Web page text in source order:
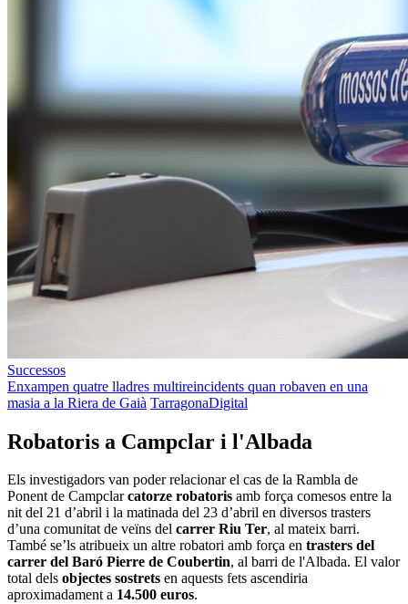
Successos
Enxampen quatre lladres multireincidents quan robaven en una
masia a la Riera de Gaià TarragonaDigital
Robatoris a Campclar i l'Albada
Els investigadors van poder relacionar el cas de la Rambla de
Ponent de Campclarcatorze robatoris amb força comesos entre la
nit del 21 d’abril i la matinada del 23 d’abril en diversos trasters
d’una comunitat de veïns del carrer Riu Ter, al mateix barri.
També se’ls atribueix un altre robatori amb força en trasters del
carrer del Baró Pierre de Coubertin, al barri de l'Albada. El valor
total dels objectes sostrets en aquests fets ascendiria
aproximadament a 14.500 euros.